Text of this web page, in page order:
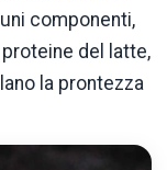
componenti,
del latte,
la prontezza